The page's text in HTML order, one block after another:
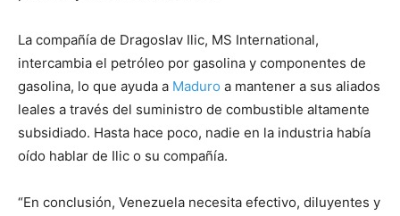
La compañía de Dragoslav Ilic, MS International,
intercambia el petróleo por gasolina y componentes de
gasolina, lo que ayuda a Maduro a mantener a sus aliados
leales a través del suministro de combustible altamente
subsidiado. Hasta hace poco, nadie en la industria había
oído hablar de Ilic o su compañía.
“En conclusión, Venezuela necesita efectivo, diluyentes y